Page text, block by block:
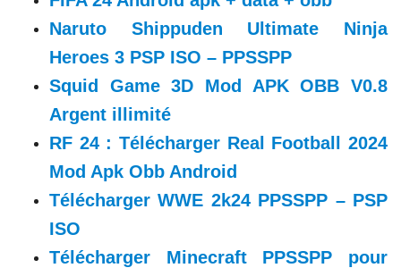
Naruto Shippuden Ultimate Ninja
Heroes 3 PSP ISO – PPSSPP
Squid Game 3D Mod APK OBB V0.8
Argent illimité
RF 24 : Télécharger Real Football 2024
Mod Apk Obb Android
Télécharger WWE 2k24 PPSSPP – PSP
ISO
Télécharger Minecraft PPSSPP pour